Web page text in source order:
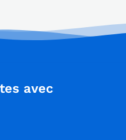
avec